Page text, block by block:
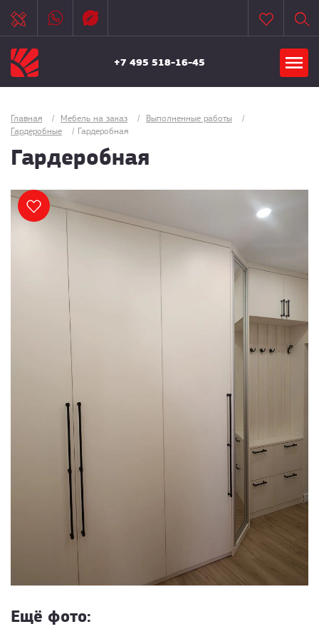
+7 495 518-16-45
Главная / Мебель на заказ / Выполненные работы
/
Гардеробные
/ Гардеробная
Гардеробная
Ещё фото: